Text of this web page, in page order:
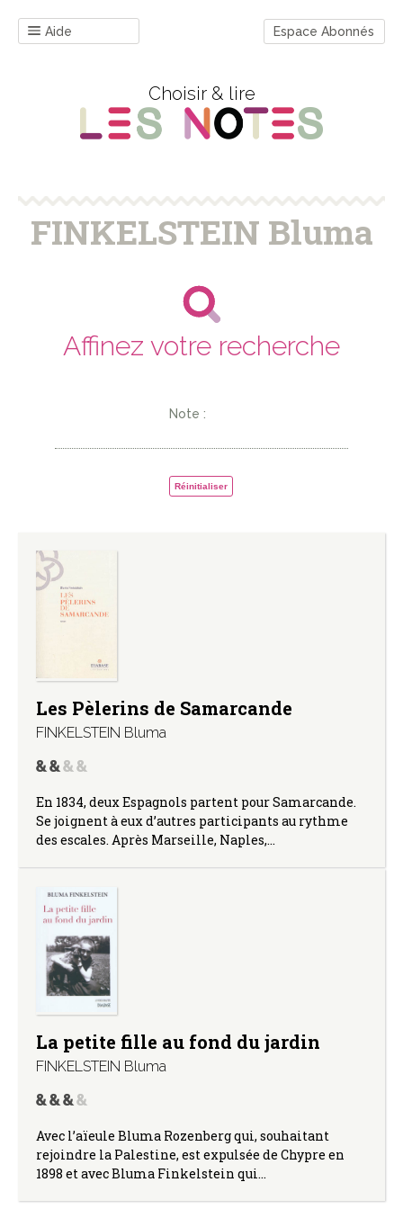
Aide Espace Abonnés
Choisir & lire
FINKELSTEIN Bluma
Affinez votre recherche
Note :
Réinitialiser
Les Pèlerins de Samarcande
FINKELSTEIN Bluma
En 1834, deux Espagnols partent pour Samarcande.
Se joignent à eux d’autres participants au rythme
des escales. Après Marseille, Naples,…
La petite fille au fond du jardin
FINKELSTEIN Bluma
Avec l’aïeule Bluma Rozenberg qui, souhaitant
rejoindre la Palestine, est expulsée de Chypre en
1898 et avec Bluma Finkelstein qui…